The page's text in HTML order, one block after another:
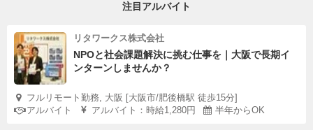
注目アルバイト
リタワークス株式会社
NPOと社会課題解決に挑む仕事を｜大阪で長期イ
ンターンしませんか？
フルリモート勤務, 大阪 [大阪市/肥後橋駅 徒歩15分]
アルバイト
アルバイト：時給1,280円 半年からOK